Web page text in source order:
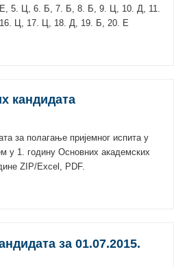
5. Ц, 6. Б, 7. Б, 8. Б, 9. Ц, 10. Д, 11.
Ц, 17. Ц, 18. Д, 19. Б, 20. Е
кандидата
за полагање пријемног испита у
у 1. годину Основних академских
ZIP/Excel, PDF.
за 01.07.2015.